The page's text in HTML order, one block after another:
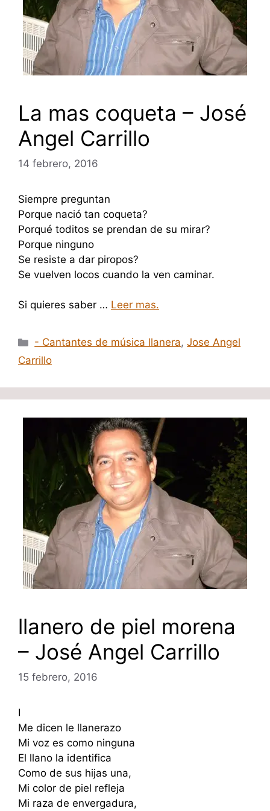
La mas coqueta – José
Angel Carrillo
14 febrero, 2016
Siempre preguntan
Porque nació tan coqueta?
Porqué toditos se prendan de su mirar?
Porque ninguno
Se resiste a dar piropos?
Se vuelven locos cuando la ven caminar.
Si quieres saber … Leer mas.
Categorías
- Cantantes de música llanera,Jose Angel
Carrillo
llanero de piel morena
– José Angel Carrillo
15 febrero, 2016
I
Me dicen le llanerazo
Mi voz es como ninguna
El llano la identifica
Como de sus hijas una,
Mi color de piel refleja
Mi raza de envergadura,